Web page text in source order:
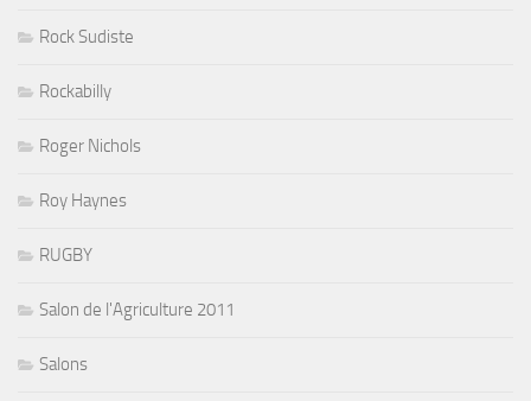
Rock Sudiste
Rockabilly
Roger Nichols
Roy Haynes
RUGBY
Salon de l'Agriculture 2011
Salons